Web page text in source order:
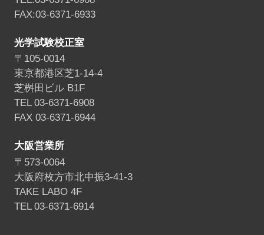
FAX:03-6371-6933
光学試験校正室
〒105-0014
東京都港区芝1-14-4
芝桝田ビル B1F
TEL 03-6371-6908
FAX 03-6371-6944
大阪営業所
〒573-0064
大阪府枚方市北中振3-41-3
TAKE LABO 4F
TEL 03-6371-6914